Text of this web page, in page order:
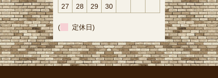
27 28 29 30
( 定休日)